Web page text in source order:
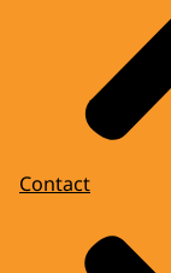
Contact